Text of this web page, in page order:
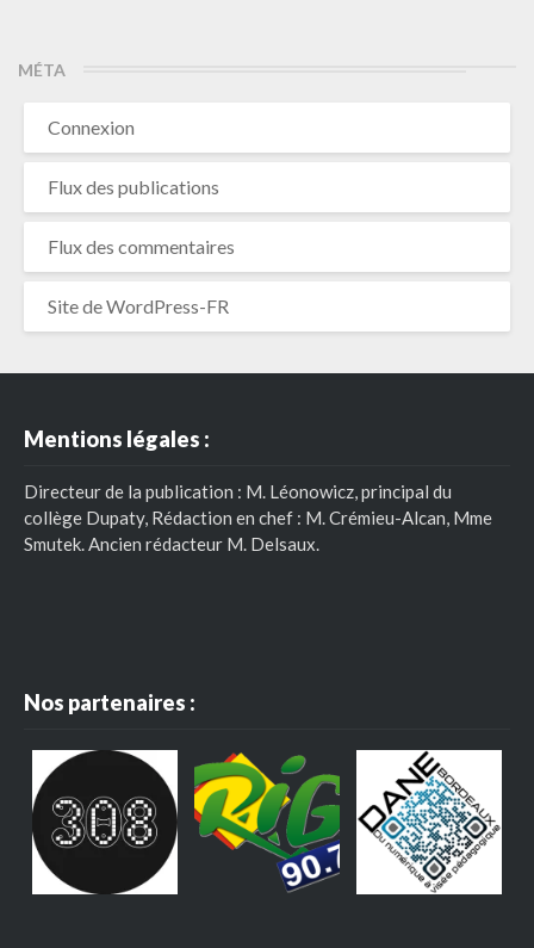
MÉTA
Connexion
Flux des publications
Flux des commentaires
Site de WordPress-FR
Mentions légales :
Directeur de la publication : M. Léonowicz, principal du
collège Dupaty, Rédaction en chef : M. Crémieu-Alcan, Mme
Smutek. Ancien rédacteur M. Delsaux.
Nos partenaires :